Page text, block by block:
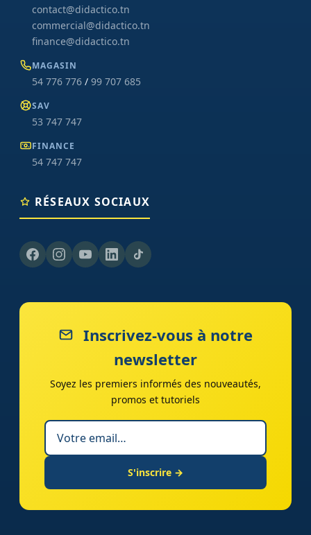
contact@didactico.tn
commercial@didactico.tn
finance@didactico.tn
MAGASIN
54 776 776 / 99 707 685
SAV
53 747 747
FINANCE
54 747 747
RÉSEAUX SOCIAUX
Inscrivez-vous à notre
newsletter
Soyez les premiers informés des nouveautés,
promos et tutoriels
S'inscrire →